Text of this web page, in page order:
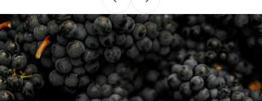
PrécédentSuivant